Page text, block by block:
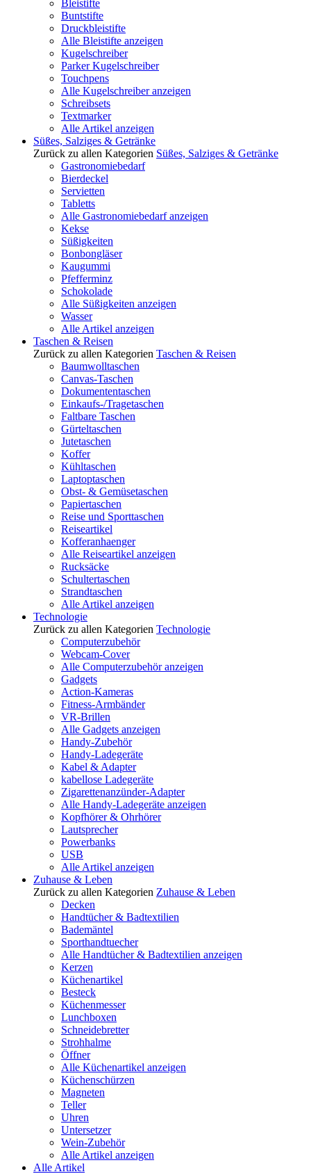
Bleistifte
Buntstifte
Druckbleistifte
Alle Bleistifte anzeigen
Kugelschreiber
Parker Kugelschreiber
Touchpens
Alle Kugelschreiber anzeigen
Schreibsets
Textmarker
Alle Artikel anzeigen
Süßes, Salziges & Getränke
Zurück zu allen Kategorien Süßes, Salziges & Getränke
Gastronomiebedarf
Bierdeckel
Servietten
Tabletts
Alle Gastronomiebedarf anzeigen
Kekse
Süßigkeiten
Bonbongläser
Kaugummi
Pfefferminz
Schokolade
Alle Süßigkeiten anzeigen
Wasser
Alle Artikel anzeigen
Taschen & Reisen
Zurück zu allen Kategorien Taschen & Reisen
Baumwolltaschen
Canvas-Taschen
Dokumententaschen
Einkaufs-/Tragetaschen
Faltbare Taschen
Gürteltaschen
Jutetaschen
Koffer
Kühltaschen
Laptoptaschen
Obst- & Gemüsetaschen
Papiertaschen
Reise und Sporttaschen
Reiseartikel
Kofferanhaenger
Alle Reiseartikel anzeigen
Rucksäcke
Schultertaschen
Strandtaschen
Alle Artikel anzeigen
Technologie
Zurück zu allen Kategorien Technologie
Computerzubehör
Webcam-Cover
Alle Computerzubehör anzeigen
Gadgets
Action-Kameras
Fitness-Armbänder
VR-Brillen
Alle Gadgets anzeigen
Handy-Zubehör
Handy-Ladegeräte
Kabel & Adapter
kabellose Ladegeräte
Zigarettenanzünder-Adapter
Alle Handy-Ladegeräte anzeigen
Kopfhörer & Ohrhörer
Lautsprecher
Powerbanks
USB
Alle Artikel anzeigen
Zuhause & Leben
Zurück zu allen Kategorien Zuhause & Leben
Decken
Handtücher & Badtextilien
Bademäntel
Sporthandtuecher
Alle Handtücher & Badtextilien anzeigen
Kerzen
Küchenartikel
Besteck
Küchenmesser
Lunchboxen
Schneidebretter
Strohhalme
Öffner
Alle Küchenartikel anzeigen
Küchenschürzen
Magneten
Teller
Uhren
Untersetzer
Wein-Zubehör
Alle Artikel anzeigen
Alle Artikel